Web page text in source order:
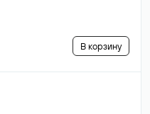
В корзину